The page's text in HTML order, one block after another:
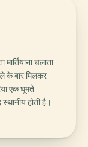
चलाता
के बार मिलकर
एक घूमते
होती है।